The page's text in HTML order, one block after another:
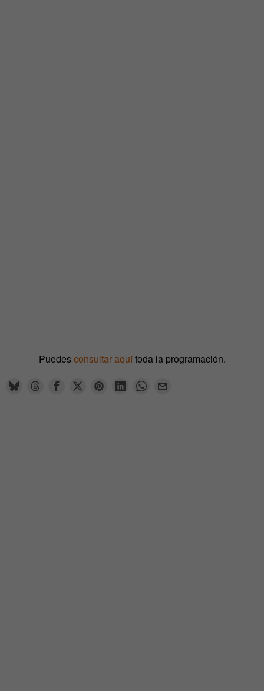
Puedesconsultar aquítoda la programación.